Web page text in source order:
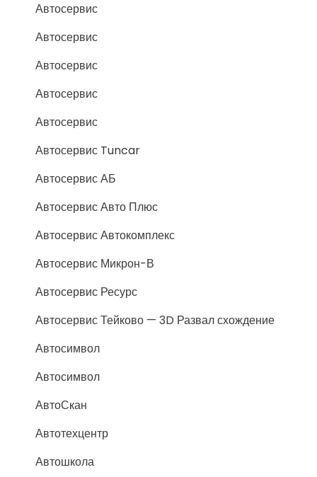
Автосервис
Автосервис
Автосервис
Автосервис
Автосервис
Автосервис Tuncar
Автосервис АБ
Автосервис Авто Плюс
Автосервис Автокомплекс
Автосервис Микрон-В
Автосервис Ресурс
Автосервис Тейково — 3D Развал схождение
Автосимвол
Автосимвол
АвтоСкан
Автотехцентр
Автошкола